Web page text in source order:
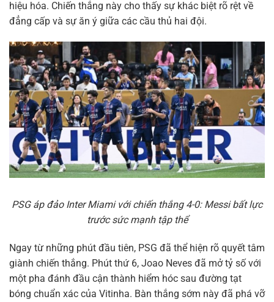
hiệu hóa. Chiến thắng này cho thấy sự khác biệt rõ rệt về
đẳng cấp và sự ăn ý giữa các cầu thủ hai đội.
PSG áp đảo Inter Miami với chiến thắng 4-0: Messi bất lực
trước sức mạnh tập thể
Ngay từ những phút đầu tiên, PSG đã thể hiện rõ quyết tâm
giành chiến thắng. Phút thứ 6, Joao Neves đã mở tỷ số với
một pha đánh đầu cận thành hiểm hóc sau đường tạt
bóng chuẩn xác của Vitinha. Bàn thắng sớm này đã phá vỡ